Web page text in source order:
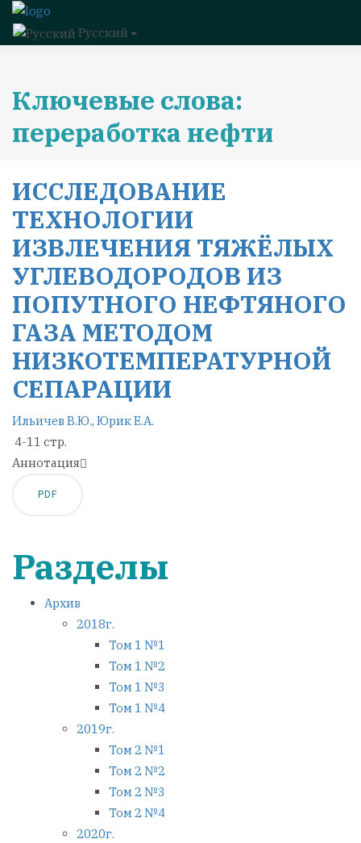
Русский
Ключевые слова:
переработка нефти
ИССЛЕДОВАНИЕ
ТЕХНОЛОГИИ
ИЗВЛЕЧЕНИЯ ТЯЖЁЛЫХ
УГЛЕВОДОРОДОВ ИЗ
ПОПУТНОГО НЕФТЯНОГО
ГАЗА МЕТОДОМ
НИЗКОТЕМПЕРАТУРНОЙ
СЕПАРАЦИИ
Ильичев В.Ю., Юрик Е.А.
4-11 стр.
Аннотация
PDF
Разделы
Архив
2018г.
Том 1 №1
Том 1 №2
Том 1 №3
Том 1 №4
2019г.
Том 2 №1
Том 2 №2
Том 2 №3
Том 2 №4
2020г.